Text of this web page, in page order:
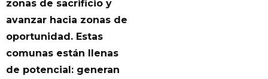
zonas de sacrificio y
avanzar hacia zonas de
oportunidad. Estas
comunas están llenas
de potencial: generan